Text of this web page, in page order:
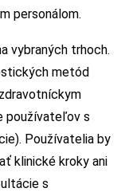
personálom.
vybraných trhoch.
metód
používateľov s
Používatelia by
klinické kroky ani
s